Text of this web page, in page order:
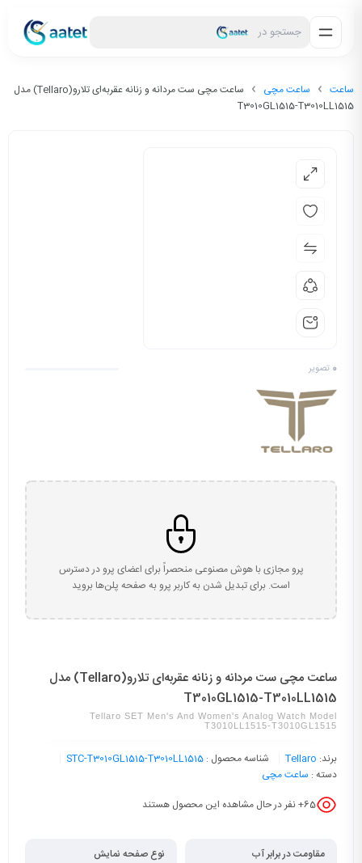
جستجو در
ساعت ساعت مچی
ساعت مچی ست مردانه و زنانه عقربه‌ای تلارو(Tellaro) مدل
T3010GL1515-T3010LL1515
0 تصویر
پرو مجازی با هوش مصنوعی منحصراً برای اعضای پرو در دسترس
است. برای تبدیل شدن به کاربر پرو به صفحه پلن‌ها بروید
ساعت مچی ست مردانه و زنانه عقربه‌ای تلارو(Tellaro) مدل
T3010GL1515-T3010LL1515
Tellaro SET Men's And Women's Analog Watch Model
T3010LL1515-T3010GL1515
برند: Tellaro شناسه محصول : STC-T3010GL1515-T3010LL1515
دسته : ساعت مچی
65+ نفر در حال مشاهده این محصول هستند
مقاومت در برابر آب
نوع صفحه نمایش